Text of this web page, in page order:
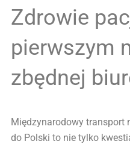
Zdrowie
pierwszym
zbędnej
Międzynarodowy transport
do Polski to nie tylko